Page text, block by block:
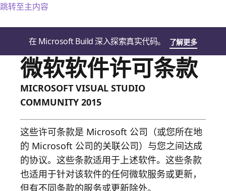
跳转至主内容
在 Microsoft Build 深入探索真实代码。 了解更多
微软软件许可条款
MICROSOFT VISUAL STUDIO
COMMUNITY 2015
这些许可条款是 Microsoft 公司（或您所在地
的 Microsoft 公司的关联公司）与您之间达成
的协议。这些条款适用于上述软件。这些条款
也适用于针对该软件的任何微软服务或更新，
但有不同条款的服务或更新除外。